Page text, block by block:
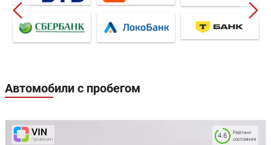
Автомобили с пробегом
Рейтинг
состояния
4.6